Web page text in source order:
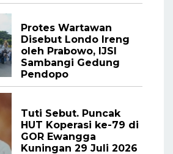
Protes Wartawan
Disebut Londo Ireng
oleh Prabowo, IJSI
Sambangi Gedung
Pendopo
Tuti Sebut. Puncak
HUT Koperasi ke-79 di
GOR Ewangga
Kuningan 29 Juli 2026